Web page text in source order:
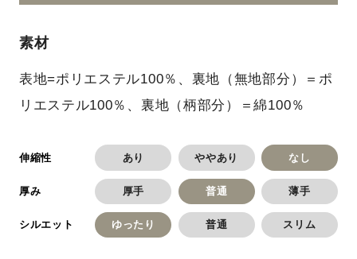
素材
表地=ポリエステル100％、裏地（無地部分）＝ポ
リエステル100％、裏地（柄部分）＝綿100％
伸縮性 あり ややあり なし
厚み 厚手 普通 薄手
シルエット ゆったり 普通 スリム